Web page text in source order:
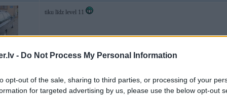
- Do Not Process My Personal Information
opt-out of the sale, sharing to third parties, or processing of your
for targeted advertising by us, please use the below opt-out
besī biezie
tiku līdz level 11